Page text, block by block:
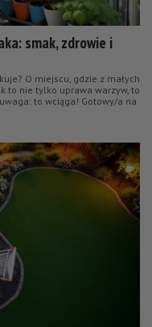
smak, zdrowie i
O miejscu, gdzie z małych
to nie tylko uprawa warzyw, to
to wciąga! Gotowy/a na